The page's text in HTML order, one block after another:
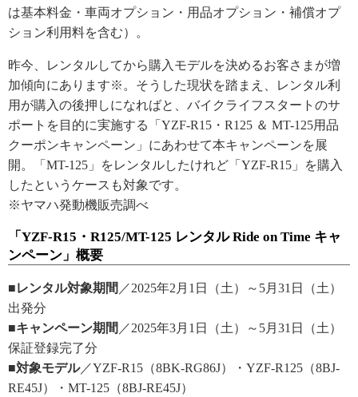
は基本料金・車両オプション・用品オプション・補償オプ
ション利用料を含む）。
昨今、レンタルしてから購入モデルを決めるお客さまが増
加傾向にあります※。そうした現状を踏まえ、レンタル利
用が購入の後押しになればと、バイクライフスタートのサ
ポートを目的に実施する「YZF-R15・R125 ＆ MT-125用品
クーポンキャンペーン」にあわせて本キャンペーンを展
開。「MT-125」をレンタルしたけれど「YZF-R15」を購入
したというケースも対象です。
※ヤマハ発動機販売調べ
「YZF-R15・R125/MT-125 レンタル Ride on Time キャ
ンペーン」概要
■レンタル対象期間 ／2025年2月1日（土）～5月31日（土）
出発分
■キャンペーン期間 ／2025年3月1日（土）～5月31日（土）
保証登録完了分
■対象モデル／YZF-R15（8BK-RG86J）・YZF-R125（8BJ-
RE45J）・MT-125（8BJ-RE45J）